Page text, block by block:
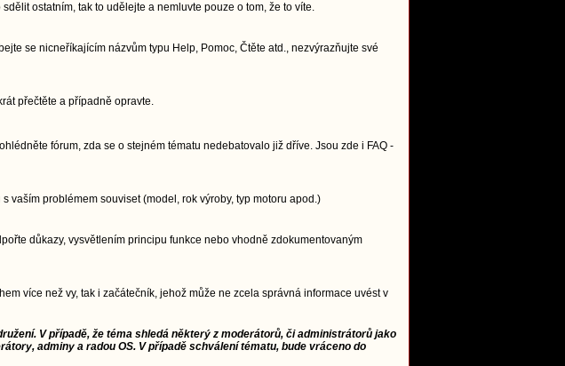
ostatním, tak to udělejte a nemluvte pouze o tom, že to víte.
se nicneříkajícím názvům typu Help, Pomoc, Čtěte atd., nezvýrazňujte své
přečtěte a případně opravte.
fórum, zda se o stejném tématu nedebatovalo již dříve. Jsou zde i FAQ -
vaším problémem souviset (model, rok výroby, typ motoru apod.)
důkazy, vysvětlením principu funkce nebo vhodně zdokumentovaným
více než vy, tak i začátečník, jehož může ne zcela správná informace uvést v
V případě, že téma shledá některý z moderátorů, či administrátorů jako
adminy a radou OS. V případě schválení tématu, bude vráceno do